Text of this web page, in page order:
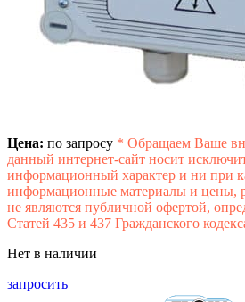
Цена: по запросу * Обращаем Ваше
данный интернет-сайт носит
информационный характер и ни при
информационные материалы и цены,
не являются публичной офертой,
Статей 435 и 437 Гражданского
Нет в наличии
запросить